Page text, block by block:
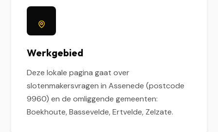
Werkgebied
Deze lokale pagina gaat over
slotenmakersvragen in Assenede (postcode
9960) en de omliggende gemeenten:
Boekhoute, Bassevelde, Ertvelde, Zelzate.